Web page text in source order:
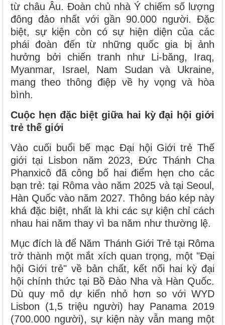
từ châu Âu. Đoàn chủ nhà Ý chiếm số lượng
đông đảo nhất với gần 90.000 người. Đặc
biệt, sự kiện còn có sự hiện diện của các
phái đoàn đến từ những quốc gia bị ảnh
hưởng bởi chiến tranh như Li-băng, Iraq,
Myanmar, Israel, Nam Sudan và Ukraine,
mang theo thông điệp về hy vọng và hòa
bình.
Cuộc hẹn đặc biệt giữa hai kỳ đại hội giới
trẻ thế giới
Vào cuối buổi bế mạc Đại hội Giới trẻ Thế
giới tại Lisbon năm 2023, Đức Thánh Cha
Phanxicô đã công bố hai điểm hẹn cho các
bạn trẻ: tại Rôma vào năm 2025 và tại Seoul,
Hàn Quốc vào năm 2027. Thông báo kép này
khá đặc biệt, nhất là khi các sự kiện chỉ cách
nhau hai năm thay vì ba năm như thường lệ.
Mục đích là để Năm Thánh Giới Trẻ tại Rôma
trở thành một mắt xích quan trọng, một "Đại
hội Giới trẻ" về bản chất, kết nối hai kỳ đại
hội chính thức tại Bồ Đào Nha và Hàn Quốc.
Dù quy mô dự kiến nhỏ hơn so với WYD
Lisbon (1,5 triệu người) hay Panama 2019
(700.000 người), sự kiện này vẫn mang một